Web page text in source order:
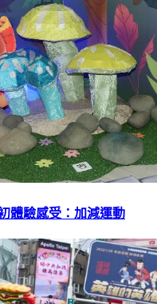
體驗感受：加減運動